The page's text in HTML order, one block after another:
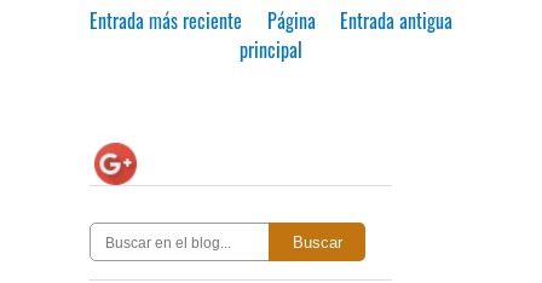
Entrada más reciente Entrada antigua
Página
principal
Buscar